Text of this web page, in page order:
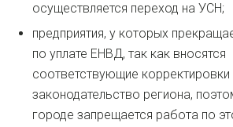
осуществляется переход на УСН;
предприятия, у которых
по уплате ЕНВД, так как вносятся
соответствующие корректировки
законодательство региона,
городе запрещается работа по